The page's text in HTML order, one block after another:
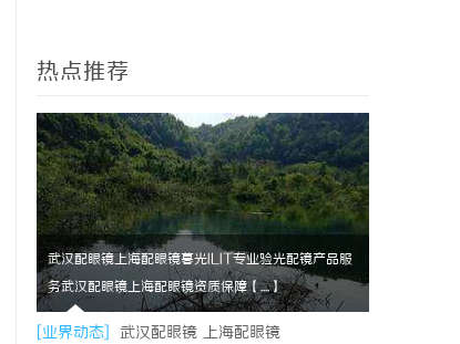
热点推荐
武汉配眼镜上海配眼镜暮光ILIT专业验光配镜产品服
务武汉配眼镜上海配眼镜资质保障【....】
[业界动态] 武汉配眼镜 上海配眼镜